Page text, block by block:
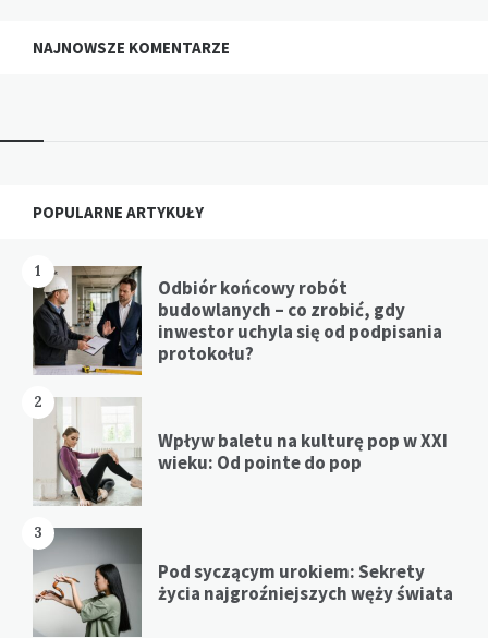
NAJNOWSZE KOMENTARZE
Widgets
POPULARNE ARTYKUŁY
1
Odbiór końcowy robót
budowlanych – co zrobić, gdy
inwestor uchyla się od podpisania
protokołu?
2
Wpływ baletu na kulturę pop w XXI
wieku: Od pointe do pop
3
Pod syczącym urokiem: Sekrety
życia najgroźniejszych węży świata